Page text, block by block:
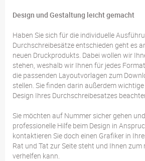
Design und Gestaltung leicht gemacht
Haben Sie sich für die individuelle
Durchschreibesätze entschieden geht es
neuen Druckprodukts. Dabei wollen wir
stehen, weshalb wir Ihnen für jedes
die passenden Layoutvorlagen zum
stellen. Sie finden darin außerdem wichtige
Design Ihres Durchschreibesatzes
Sie möchten auf Nummer sicher gehen
professionelle Hilfe beim Design in
kontaktieren Sie doch einen Grafiker in
Rat und Tat zur Seite steht und Ihnen zum
verhelfen kann.